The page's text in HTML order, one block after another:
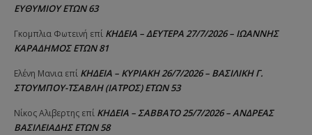
ΕΥΘΥΜΙΟΥ ΕΤΩΝ 63
Γκομπλια Φωτεινή επί ΚΗΔΕΙΑ – ΔΕΥΤΕΡΑ 27/7/2026 – ΙΩΑΝΝΗΣ
ΚΑΡΑΔΗΜΟΣ ΕΤΩΝ 81
Ελένη Μανια επί ΚΗΔΕΙΑ – ΚΥΡΙΑΚΗ 26/7/2026 – ΒΑΣΙΛΙΚΗ Γ.
ΣΤΟΥΜΠΟΥ-ΤΣΑΒΛΗ (ΙΑΤΡΟΣ) ΕΤΩΝ 53
Νίκος Αλιβερτης επί ΚΗΔΕΙΑ – ΣΑΒΒΑΤΟ 25/7/2026 – ΑΝΔΡΕΑΣ
ΒΑΣΙΛΕΙΑΔΗΣ ΕΤΩΝ 58